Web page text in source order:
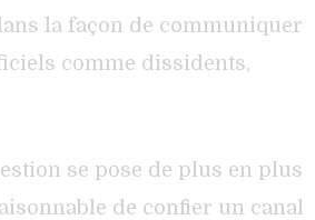
la façon de communiquer
comme dissidents,
se pose de plus en plus
de confier un canal